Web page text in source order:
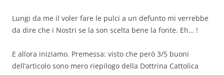
Lungi da me il voler fare le pulci a un defunto mi verrebbe
da dire che i Nostri se la son scelta bene la fonte. Eh… !
E allora iniziamo. Premessa: visto che però 3/5 buoni
dell’articolo sono mero riepilogo della Dottrina Cattolica